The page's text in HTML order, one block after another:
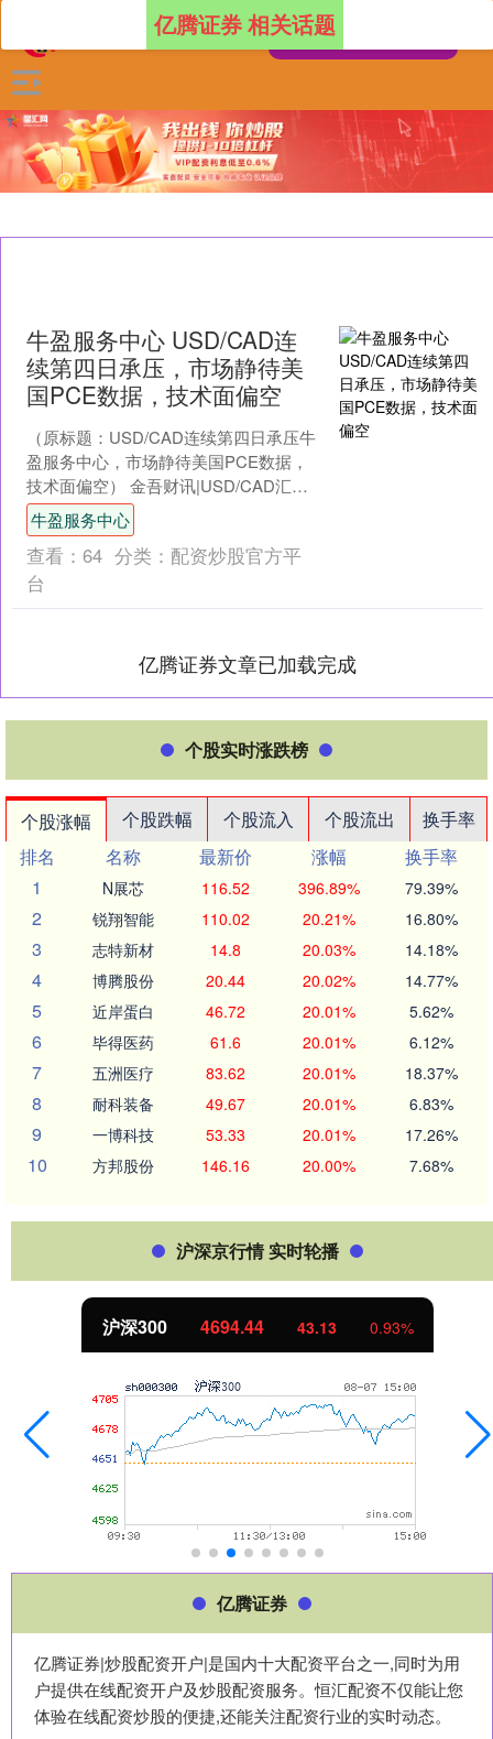
亿腾证券 相关话题
牛盈服务中心 USD/CAD连
续第四日承压，市场静待美
国PCE数据，技术面偏空
（原标题：USD/CAD连续第四日承压牛
盈服务中心，市场静待美国PCE数据，
技术面偏空） 金吾财讯|USD/CAD汇率
连续第四日呈现弱势格局，周四交易时
段虽勉强....
牛盈服务中心
查看： 64 分类： 配资炒股官方平
台
亿腾证券文章已加载完成
个股实时涨跌榜
个股涨幅 个股跌幅 个股流入 个股流出
换手率
排名
名称 最新价 涨幅
换手率
1
N展芯 116.52 396.89% 79.39%
2 锐翔智能 110.02 20.21% 16.80%
3 志特新材 14.8 20.03% 14.18%
4 博腾股份 20.44 20.02% 14.77%
5 近岸蛋白 46.72 20.01% 5.62%
6 毕得医药 61.6 20.01% 6.12%
7 五洲医疗 83.62 20.01% 18.37%
8 耐科装备 49.67 20.01% 6.83%
9 一博科技 53.33 20.01% 17.26%
10 方邦股份 146.16 20.00% 7.68%
沪深京行情 实时轮播
沪深300 4694.44 43.13 0.93%
亿腾证券
亿腾证券|炒股配资开户|是国内十大配资平台之一,同时为用
户提供在线配资开户及炒股配资服务。恒汇配资不仅能让您
体验在线配资炒股的便捷,还能关注配资行业的实时动态。